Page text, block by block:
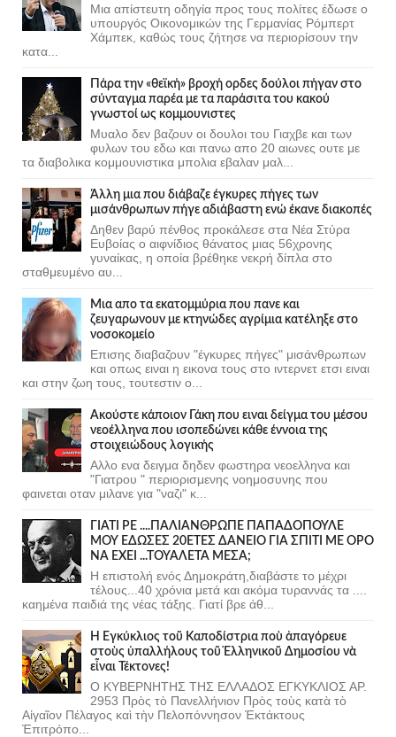
Μια απίστευτη οδηγία προς τους πολίτες έδωσε ο
υπουργός Οικονομικών της Γερμανίας Ρόμπερτ
Χάμπεκ, καθώς τους ζήτησε να περιορίσουν την
κατα...
Πάρα την «θεϊκή» βροχή ορδες δούλοι πήγαν στο
σύνταγμα παρέα με τα παράσιτα του κακού
γνωστοί ως κομμουνιστες
Μυαλο δεν βαζουν οι δουλοι του Γιαχβε και των
φυλων του εδω και πανω απο 20 αιωνες ουτε με
τα διαβολικα κομμουνιστικα μπολια εβαλαν μαλ...
Άλλη μια που διάβαζε έγκυρες πήγες των
μισάνθρωπων πήγε αδιάβαστη ενώ έκανε διακοπές
Δηθεν βαρύ πένθος προκάλεσε στα Νέα Στύρα
Ευβοίας ο αιφνίδιος θάνατος μιας 56χρονης
γυναίκας, η οποία βρέθηκε νεκρή δίπλα στο
σταθμευμένο αυ...
Μια απο τα εκατομμύρια που πανε και
ζευγαρωνουν με κτηνώδες αγρίμια κατέληξε στο
νοσοκομείο
Επισης διαβαζουν "έγκυρες πήγες" μισάνθρωπων
και οπως ειναι η εικονα τους στο ιντερνετ ετσι ειναι
και στην ζωη τους, τουτεστιν ο...
Ακούστε κάποιον Γάκη που ειναι δείγμα του μέσου
νεοέλληνα που ισοπεδώνει κάθε έννοια της
στοιχειώδους λογικής
Αλλο ενα δειγμα δηδεν φωστηρα νεοελληνα και
"Γιατρου " περιορισμενης νοημοσυνης που
φαινεται οταν μιλανε για "ναζι" κ...
ΓΙΑΤΙ ΡΕ ....ΠΑΛΙΑΝΘΡΩΠΕ ΠΑΠΑΔΟΠΟΥΛΕ
ΜΟΥ ΕΔΩΣΕΣ 20ΕΤΕΣ ΔΑΝΕΙΟ ΓΙΑ ΣΠΙΤΙ ΜΕ ΟΡΟ
ΝΑ ΕΧΕΙ ...ΤΟΥΑΛΕΤΑ ΜΕΣΑ;
Η επιστολή ενός Δημοκράτη,διαβάστε το μέχρι
τέλους...40 χρόνια μετά και ακόμα τυραννάς τα ....
καημένα παιδιά της νέας τάξης. Γιατί βρε άθ...
Ἡ Ἐγκύκλιος τοῦ Καποδίστρια ποὺ ἀπαγόρευε
στοὺς ὑπαλλήλους τοῦ Ἑλληνικοῦ Δημοσίου νὰ
εἶναι Τέκτονες!
Ο ΚΥΒΕΡΝΗΤΗΣ ΤΗΣ ΕΛΛΑΔΟΣ ΕΓΚΥΚΛΙΟΣ ΑΡ.
2953 Πρὸς τὸ Πανελλήνιον Πρὸς τοὺς κατὰ τὸ
Αἰγαῖον Πέλαγος καὶ τὴν Πελοπόννησον Ἐκτάκτους
Ἐπιτρόπο...